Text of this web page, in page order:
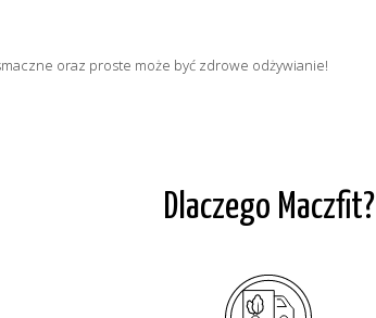
oraz proste może być zdrowe odżywianie!
Dlaczego Maczfit?